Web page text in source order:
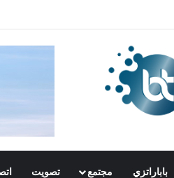
باباراتزي مجتمع تصويت